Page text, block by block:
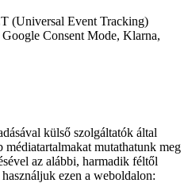
(Universal Event Tracking)
Consent Mode, Klarna,
külső szolgáltatók által
mutathatunk meg
az alábbi, harmadik féltől
ezen a weboldalon: